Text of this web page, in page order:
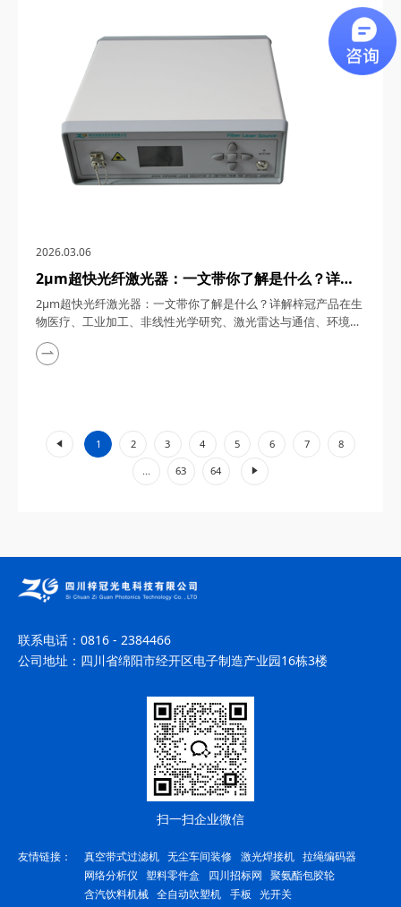
通信、5G/6G通信与雷达系统、光学相干层析成像（OCT）、光
学测量与传感以及太赫兹研究与超快激光等多个领域展现出非凡
的应用潜力。今天，四川梓冠光电...
2026.03.06
2μm超快光纤激光器：一文带你了解是什么？详解
梓冠产品在生物医疗、工业加工、非线性光学研究、
激光雷达与通信、环境监测等领域的实际应用
2μm超快光纤激光器：一文带你了解是什么？详解梓冠产品在生
物医疗、工业加工、非线性光学研究、激光雷达与通信、环境监
测等领域的实际应用 超快光纤激光器凭借其高功率、短脉冲、
宽调谐范围等特性，在激光技术迅猛发展的今天，成为科研与工
1 2 3 4 5 6 7 8
... 63 64
»
联系电话： 0816 - 2384466
公司地址： 四川省绵阳市经开区电子制造产业园16栋3楼
扫一扫企业微信
友情链接： 真空带式过滤机 无尘车间装修 激光焊接机 拉绳编码器
网络分析仪 塑料零件盒 四川招标网
聚氨酯包胶轮
含汽饮料机械 全自动吹塑机 手板 光开关